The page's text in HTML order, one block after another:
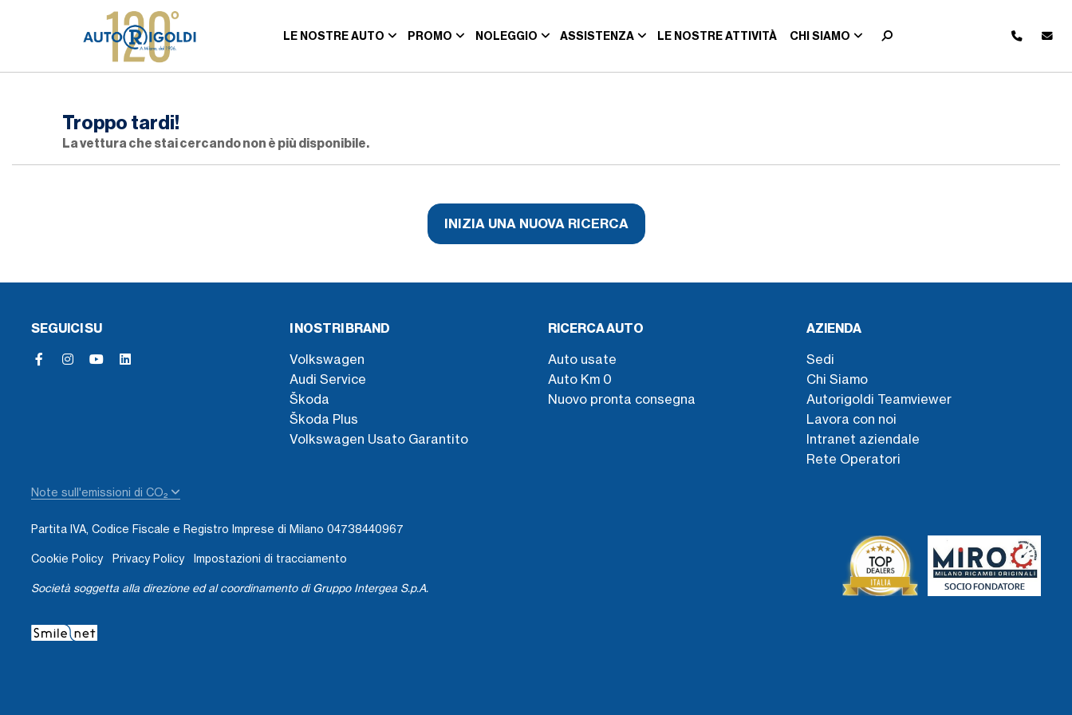
LE NOSTRE AUTO PROMO NOLEGGIO ASSISTENZA LE NOSTRE ATTIVITÀ CHI SIAMO
Troppo tardi!
La vettura che stai cercando non è più disponibile.
INIZIA UNA NUOVA RICERCA
SEGUICI SU I NOSTRI BRAND
Volkswagen
Audi Service
Škoda
Škoda Plus
Volkswagen Usato Garantito
RICERCA AUTO
Auto usate
Auto Km 0
Nuovo pronta consegna
AZIENDA
Sedi
Chi Siamo
Autorigoldi Teamviewer
Lavora con noi
Intranet aziendale
Rete Operatori
Note sull'emissioni di CO₂
Partita IVA, Codice Fiscale e Registro Imprese di Milano 04738440967
Cookie Policy Privacy Policy Impostazioni di tracciamento
Società soggetta alla direzione ed al coordinamento di Gruppo Intergea S.p.A.